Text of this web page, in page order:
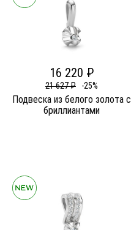
16 220 ₽
21 627 ₽ -25%
Подвеска из белого золота c
бриллиантами